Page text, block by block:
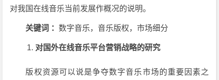
对我国在线音乐当前发展作概况的说明。
关键词 ：数字音乐，音乐版权，市场细分
对国外在线音乐平台营销战略的研究
版权资源可以说是争夺数字音乐市场的重要因素之